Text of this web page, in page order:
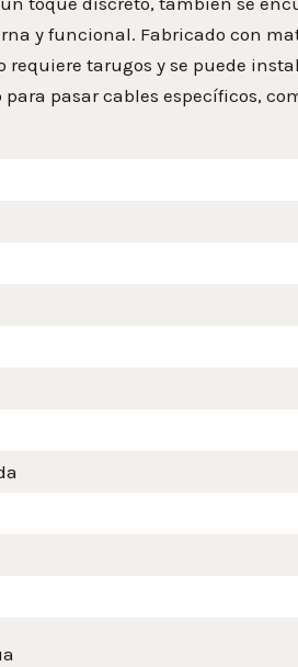
y funcional. Fabricado con
tarugos y se puede
pasar cables específicos,